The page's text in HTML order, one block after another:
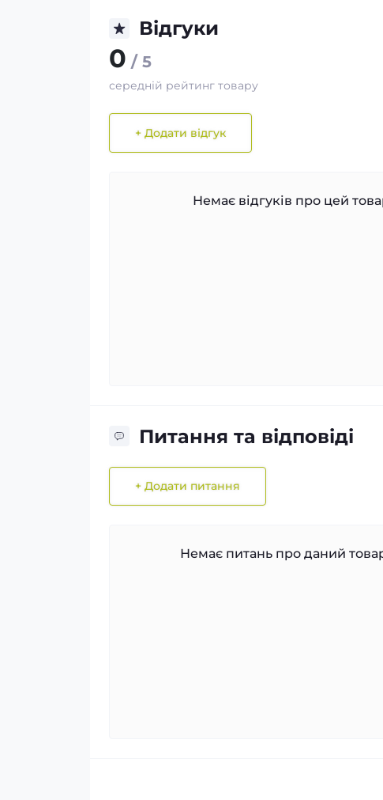
Відгуки
0 / 5
середній рейтинг товару
+ Додати відгук
Немає відгуків про цей
Питання та відповіді
+ Додати питання
Немає питань про даний